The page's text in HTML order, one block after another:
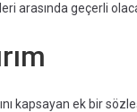
arasında geçerli
kapsayan ek bir